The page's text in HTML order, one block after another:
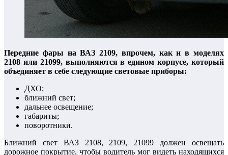
Передние фары на ВАЗ 2109, впрочем, как и в моделях
2108 или 21099, выполняются в едином корпусе, который
объединяет в себе следующие световые приборы:
ДХО;
ближний свет;
дальнее освещение;
габариты;
поворотники.
Ближний свет ВАЗ 2108, 2109, 21099 должен освещать
дорожное покрытие, чтобы водитель мог видеть находящихся